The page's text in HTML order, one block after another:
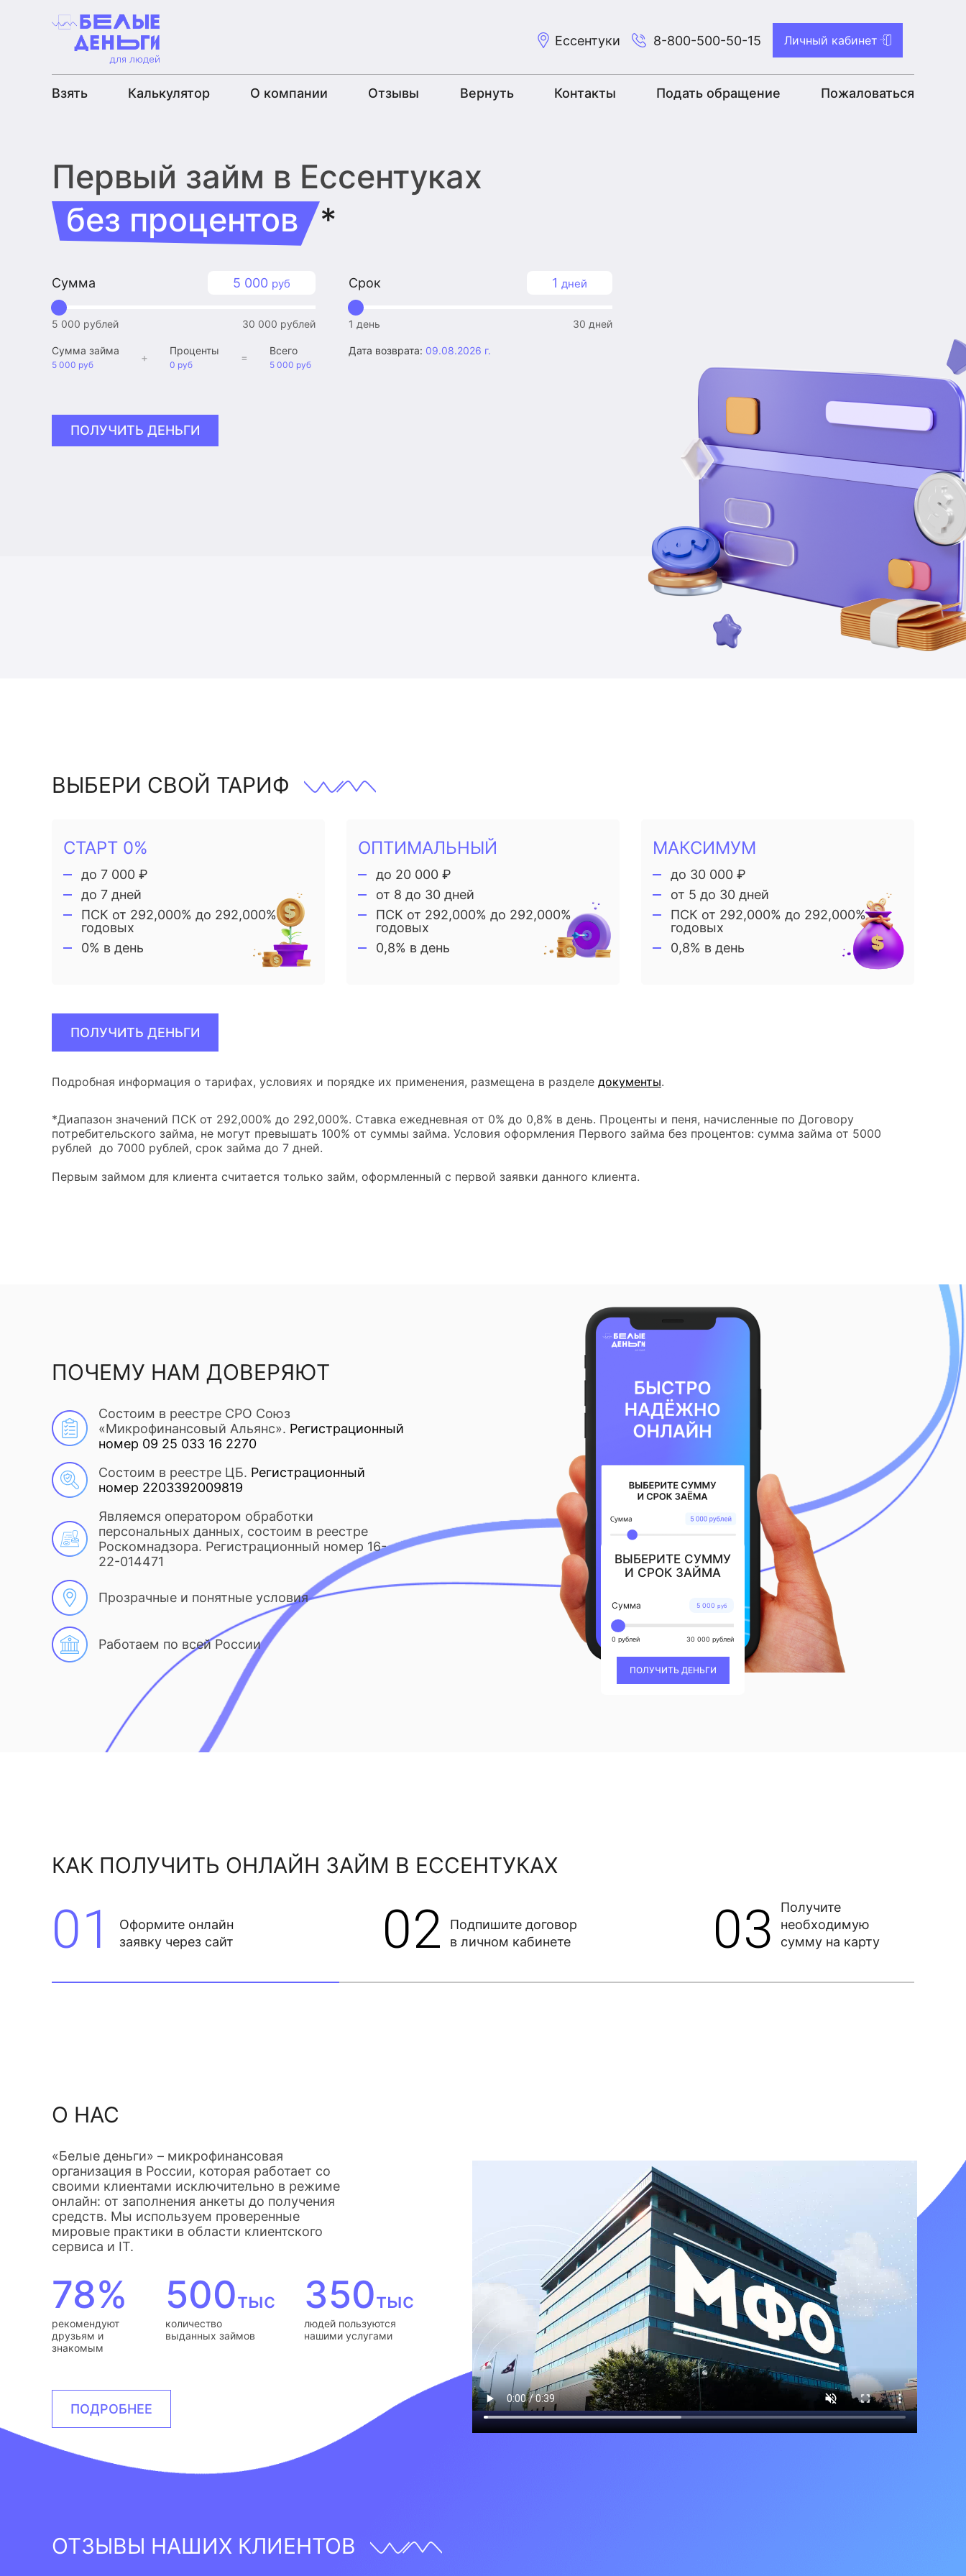
Ессентуки 8-800-500-50-15 Личный кабинет
Взять Калькулятор О компании Отзывы Вернуть Контакты Подать обращение Пожаловаться
Первый займ в Ессентуках
без процентов
*
5 000 руб
Сумма
5 000 рублей 30 000 рублей
1 дней
Срок
1 день 30 дней
Сумма займа
5 000 руб
+
Проценты
0 руб
=
Всего
5 000 руб
Дата возврата: 09.08.2026 г.
ПОЛУЧИТЬ ДЕНЬГИ
ВЫБЕРИ СВОЙ ТАРИФ
СТАРТ 0%
до 7 000 ₽
до 7 дней
ПСК от 292,000% до 292,000%
годовых
0% в день
ОПТИМАЛЬНЫЙ
до 20 000 ₽
от 8 до 30 дней
ПСК от 292,000% до 292,000%
годовых
0,8% в день
МАКСИМУМ
до 30 000 ₽
от 5 до 30 дней
ПСК от 292,000% до 292,000%
годовых
0,8% в день
ПОЛУЧИТЬ ДЕНЬГИ
Подробная информация о тарифах, условиях и порядке их применения, размещена в разделе документы.
*Диапазон значений ПСК от 292,000% до 292,000%. Ставка ежедневная от 0% до 0,8% в день. Проценты и пеня, начисленные по Договору
потребительского займа, не могут превышать 100% от суммы займа. Условия оформления Первого займа без процентов: сумма займа от 5000
рублей до 7000 рублей, срок займа до 7 дней.
Первым займом для клиента считается только займ, оформленный с первой заявки данного клиента.
ПОЧЕМУ НАМ ДОВЕРЯЮТ
Состоим в реестре СРО Союз
«Микрофинансовый Альянс». Регистрационный
номер 09 25 033 16 2270
Состоим в реестре ЦБ. Регистрационный
номер 2203392009819
Являемся оператором обработки
персональных данных, состоим в реестре
Роскомнадзора. Регистрационный номер 16-
22-014471
Прозрачные и понятные условия
Работаем по всей России
ВЫБЕРИТЕ СУММУ
И СРОК ЗАЙМА
5 000 руб
Сумма
0 рублей 30 000 рублей
ПОЛУЧИТЬ ДЕНЬГИ
КАК ПОЛУЧИТЬ ОНЛАЙН ЗАЙМ В ЕССЕНТУКАХ
01
Оформите онлайн
заявку через сайт
02
Подпишите договор
в личном кабинете
03
Получите
необходимую
сумму на карту
О НАС
«Белые деньги» – микрофинансовая
организация в России, которая работает со
своими клиентами исключительно в режиме
онлайн: от заполнения анкеты до получения
средств. Мы используем проверенные
мировые практики в области клиентского
сервиса и IT.
78%
рекомендуют
друзьям и
знакомым
500тыс
количество
выданных займов
350тыс
людей пользуются
нашими услугами
ПОДРОБНЕЕ
ОТЗЫВЫ НАШИХ КЛИЕНТОВ